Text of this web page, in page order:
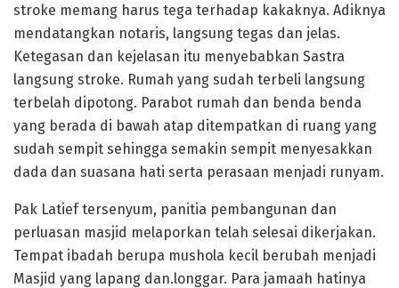
stroke memang harus tega terhadap kakaknya. Adiknya
mendatangkan notaris, langsung tegas dan jelas.
Ketegasan dan kejelasan itu menyebabkan Sastra
langsung stroke. Rumah yang sudah terbeli langsung
terbelah dipotong. Parabot rumah dan benda benda
yang berada di bawah atap ditempatkan di ruang yang
sudah sempit sehingga semakin sempit menyesakkan
dada dan suasana hati serta perasaan menjadi runyam.
Pak Latief tersenyum, panitia pembangunan dan
perluasan masjid melaporkan telah selesai dikerjakan.
Tempat ibadah berupa mushola kecil berubah menjadi
Masjid yang lapang dan.longgar. Para jamaah hatinya